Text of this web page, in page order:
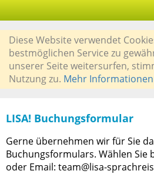
Diese Website verwendet
bestmöglichen Service zu
unserer Seite weitersurfen,
Nutzung zu. Mehr Informationen
LISA! Buchungsformular
Gerne übernehmen wir für Sie
Buchungsformulars. Wählen Sie
oder Email: team@lisa-